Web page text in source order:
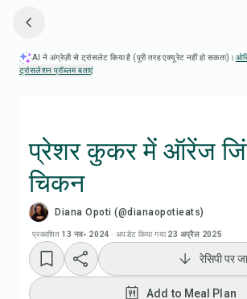
AI ने अंग्रेज़ी से ट्रांसलेट किया है (पूरी तरह एक्यूरेट नहीं हो सकता)।
ट्रांसलेशन प्रॉब्लम बताएं
प्रेशर कुकर में ऑरेंज
चिकन
Diana Opoti (@dianaopotieats)
प्रकाशित 13 नव॰ 2024 ·अपडेट किया गया 23 अप्रैल 2025
रेसिपी वीडियो देखें
Add to Meal Plan
रेसिपी पर
Add to Meal Plan